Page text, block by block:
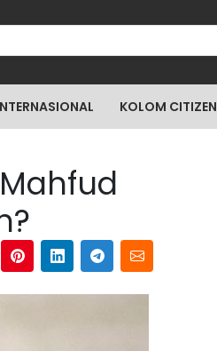
KOLOM CITIZEN